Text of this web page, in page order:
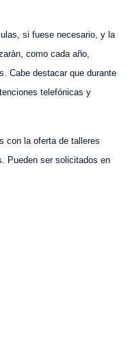
si fuese necesario, y la
como cada año,
Cabe destacar que durante
telefónicas y
con la oferta de talleres
Pueden ser solicitados en